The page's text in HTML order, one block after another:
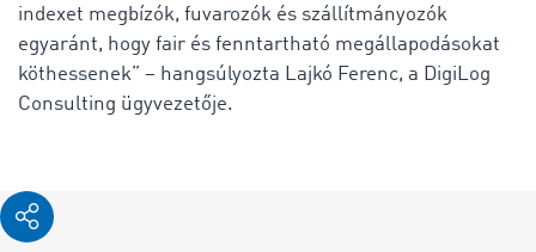
indexet megbízók, fuvarozók és szállítmányozók
egyaránt, hogy fair és fenntartható megállapodásokat
köthessenek” – hangsúlyozta Lajkó Ferenc, a DigiLog
Consulting ügyvezetője.